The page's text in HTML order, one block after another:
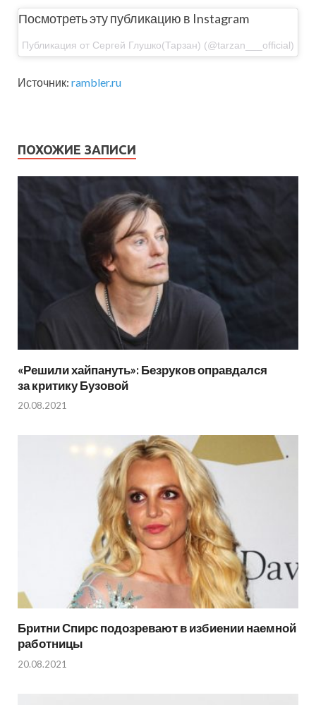
Посмотреть эту публикацию в Instagram
Публикация от Сергей Глушко(Тарзан) (@tarzan___official)
Источник: rambler.ru
ПОХОЖИЕ ЗАПИСИ
«Решили хайпануть»: Безруков оправдался
за критику Бузовой
20.08.2021
Бритни Спирс подозревают в избиении наемной
работницы
20.08.2021